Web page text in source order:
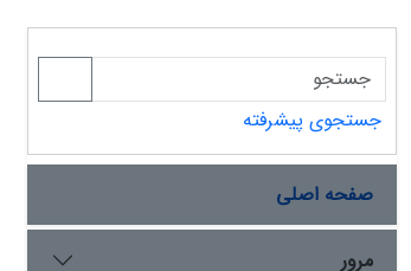
جستجوی پیشرفته
صفحه اصلی
مرور